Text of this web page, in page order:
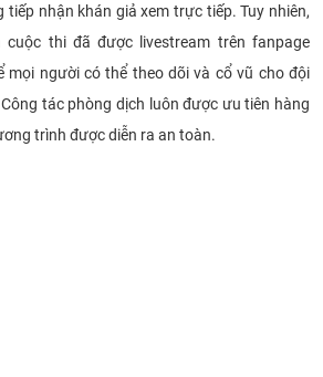
tiếp nhận khán giả xem trực tiếp. Tuy nhiên,
thi đã được livestream trên fanpage
mọi người có thể theo dõi và cổ vũ cho đội
tác phòng dịch luôn được ưu tiên hàng
trình được diễn ra an toàn.